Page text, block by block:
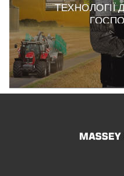
ТЕХНОЛОГІЇ